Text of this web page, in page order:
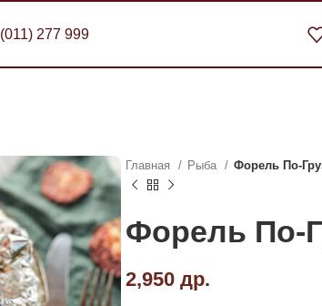
(011) 277 999
Главная Рыба Форель По-
Форель По-
2,950др.